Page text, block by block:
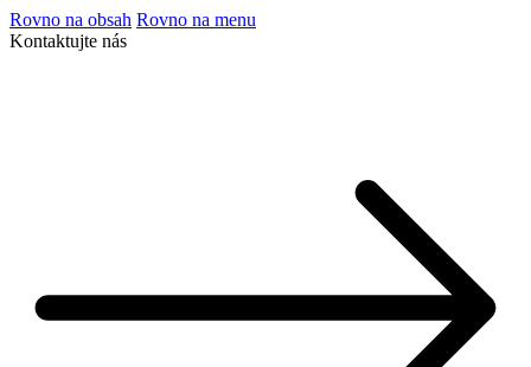
Rovno na obsah Rovno na menu
Kontaktujte nás